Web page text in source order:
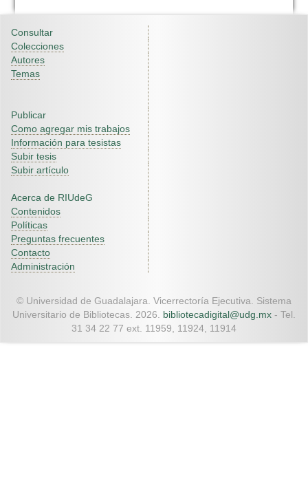
Consultar
Colecciones
Autores
Temas
Publicar
Como agregar mis trabajos
Información para tesistas
Subir tesis
Subir artículo
Acerca de RIUdeG
Contenidos
Políticas
Preguntas frecuentes
Contacto
Administración
© Universidad de Guadalajara. Vicerrectoría Ejecutiva. Sistema
Universitario de Bibliotecas. 2026. bibliotecadigital@udg.mx - Tel.
31 34 22 77 ext. 11959, 11924, 11914